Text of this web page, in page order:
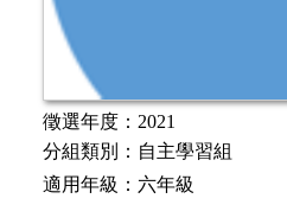
徵選年度： 2021
分組類別： 自主學習組
適用年級： 六年級